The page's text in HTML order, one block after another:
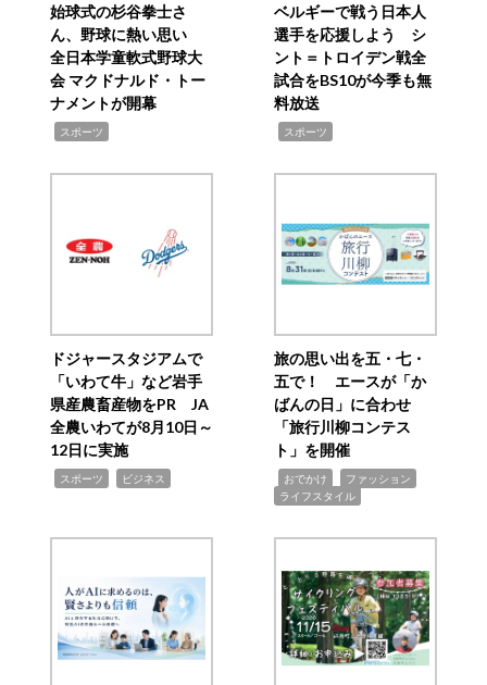
始球式の杉谷拳士さ
ん、野球に熱い思い
全日本学童軟式野球大
会 マクドナルド・トー
ナメントが開幕
スポーツ
ベルギーで戦う日本人
選手を応援しよう シ
ント＝トロイデン戦全
試合をBS10が今季も無
料放送
スポーツ
ドジャースタジアムで
「いわて牛」など岩手
県産農畜産物をPR JA
全農いわてが8月10日～
12日に実施
スポーツ ビジネス
旅の思い出を五・七・
五で！ エースが「か
ばんの日」に合わせ
「旅行川柳コンテス
ト」を開催
おでかけ ファッション
ライフスタイル